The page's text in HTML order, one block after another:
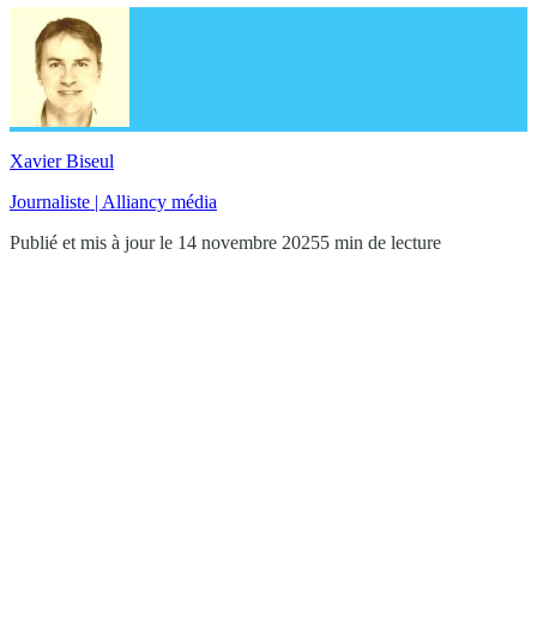
Xavier Biseul
Journaliste | Alliancy média
Publié et mis à jour le 14 novembre 20255 min de lecture